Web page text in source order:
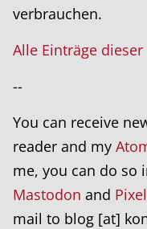
verbrauchen.
Alle Einträge dieser
--
You can receive
reader and my
me, you can do so
Mastodon and
mail to blog [at]